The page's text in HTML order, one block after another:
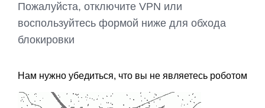
Пожалуйста, отключите VPN или
воспользуйтесь формой ниже для обхода
блокировки
Нам нужно убедиться, что вы не являетесь роботом